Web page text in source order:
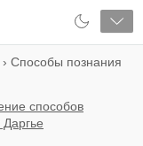
› Способы познания
способов